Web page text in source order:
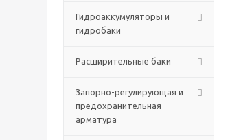
Гидроаккумуляторы и
гидробаки
Расширительные баки
Запорно-регулирующая и
предохранительная
арматура